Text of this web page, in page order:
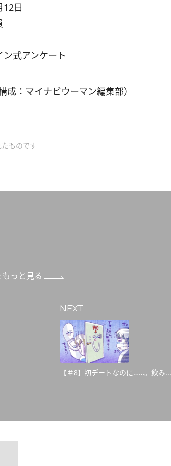
12日
式アンケート
成：マイナビウーマン編集部）
ものです
もっと見る
NEXT
【＃8】初デートなのに……。飲み...